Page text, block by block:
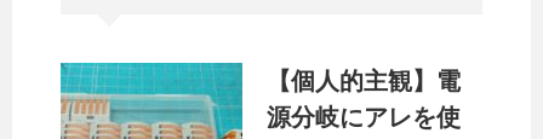
【個人的主観】電
源分岐にアレを使